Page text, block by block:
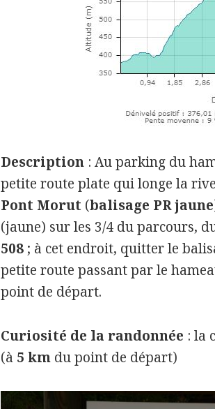
Description : Au parking du
petite route plate qui longe la
Pont Morut (balisage PR jaune
(jaune) sur les 3/4 du parcours,
508 ; à cet endroit, quitter le
petite route passant par le
point de départ.
Curiosité de la randonnée : la
(à 5 km du point de départ)